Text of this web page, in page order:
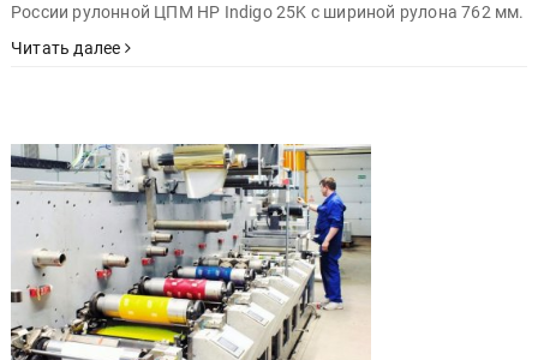
России рулонной ЦПМ HP Indigo 25K с шириной рулона 762 мм.
Читать далее